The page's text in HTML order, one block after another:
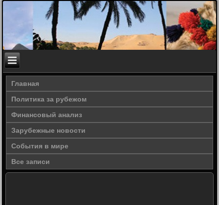
Главная
Политика за рубежом
Финансовый анализ
Зарубежные новости
События в мире
Все записи